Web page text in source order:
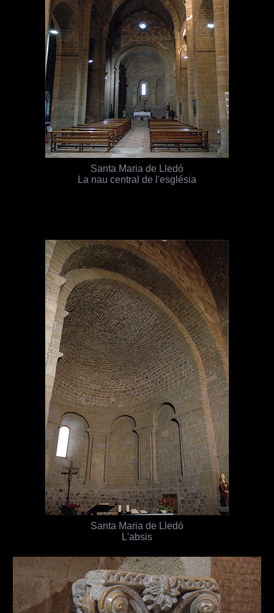
Santa Maria de Lledó
La nau central de l'església
Santa Maria de Lledó
L'absis